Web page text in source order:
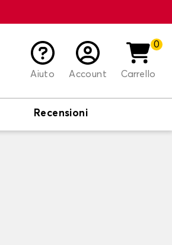
Aiuto
Account
0
Carrello
Recensioni